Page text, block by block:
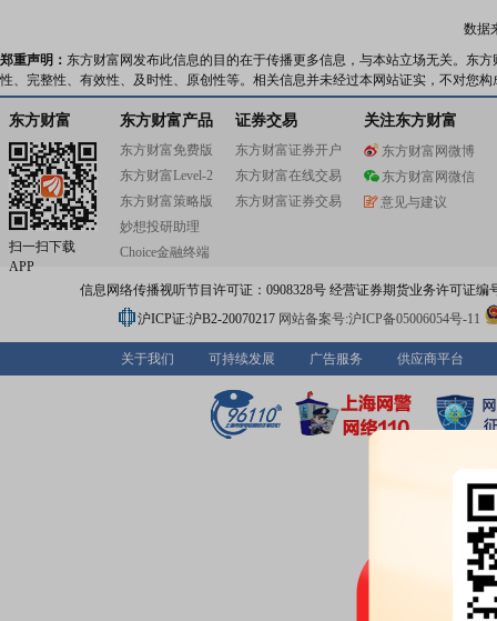
数据
郑重声明： 东方财富网发布此信息的目的在于传播更多信息，与本站立场无关。东
性、完整性、有效性、及时性、原创性等。相关信息并未经过本网站证实，不对您
东方财富
扫一扫下载
APP
东方财富产品
东方财富免费版
东方财富Level-2
东方财富策略版
妙想投研助理
Choice金融终端
证券交易
东方财富证券开户
东方财富在线交易
东方财富证券交易
关注东方财富
东方财富网微博
东方财富网微信
意见与建议
信息网络传播视听节目许可证：0908328号 经营证券期货业务许可证编
沪ICP证:沪B2-20070217 网站备案号:沪ICP备05006054号-11
关于我们 可持续发展 广告服务 供应商平台